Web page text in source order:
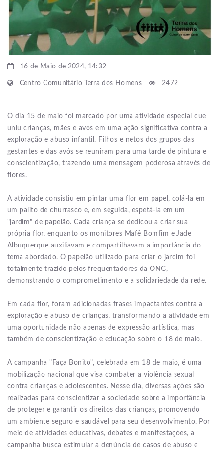
16 de Maio de 2024, 14:32
Centro Comunitário Terra dos Homens 2472
O dia 15 de maio foi marcado por uma atividade especial que
uniu crianças, mães e avós em uma ação significativa contra a
exploração e abuso infantil. Filhos e netos dos grupos das
gestantes e das avós se reuniram para uma tarde de pintura e
conscientização, trazendo uma mensagem poderosa através de
flores.
A atividade consistiu em pintar uma flor em papel, colá-la em
um palito de churrasco e, em seguida, espetá-la em um
"jardim" de papelão. Cada criança se dedicou a criar sua
própria flor, enquanto os monitores Mafê Bomfim e Jade
Albuquerque auxiliavam e compartilhavam a importância do
tema abordado. O papelão utilizado para criar o jardim foi
totalmente trazido pelos frequentadores da ONG,
demonstrando o comprometimento e a solidariedade da rede.
Em cada flor, foram adicionadas frases impactantes contra a
exploração e abuso de crianças, transformando a atividade em
uma oportunidade não apenas de expressão artística, mas
também de conscientização e educação sobre o 18 de maio.
A campanha "Faça Bonito", celebrada em 18 de maio, é uma
mobilização nacional que visa combater a violência sexual
contra crianças e adolescentes. Nesse dia, diversas ações são
realizadas para conscientizar a sociedade sobre a importância
de proteger e garantir os direitos das crianças, promovendo
um ambiente seguro e saudável para seu desenvolvimento. Por
meio de atividades educativas, debates e manifestações, a
campanha busca estimular a denúncia de casos de abuso e